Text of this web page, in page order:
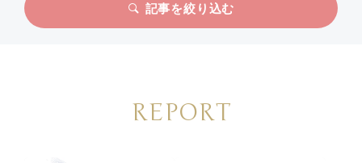
記事を絞り込む
REPORT